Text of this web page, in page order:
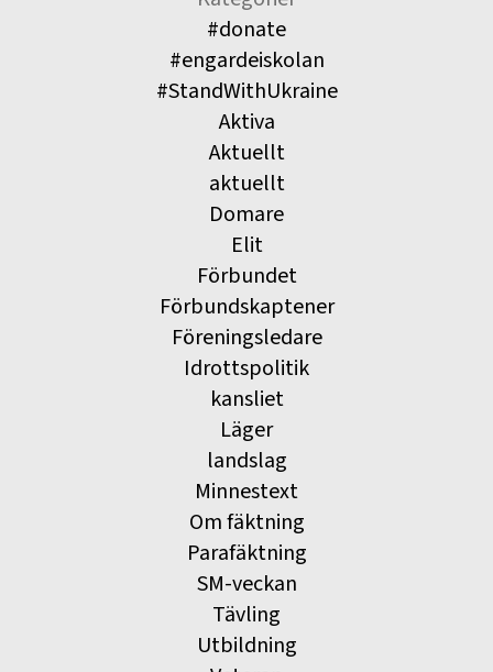
#donate
#engardeiskolan
#StandWithUkraine
Aktiva
Aktuellt
aktuellt
Domare
Elit
Förbundet
Förbundskaptener
Föreningsledare
Idrottspolitik
kansliet
Läger
landslag
Minnestext
Om fäktning
Parafäktning
SM-veckan
Tävling
Utbildning